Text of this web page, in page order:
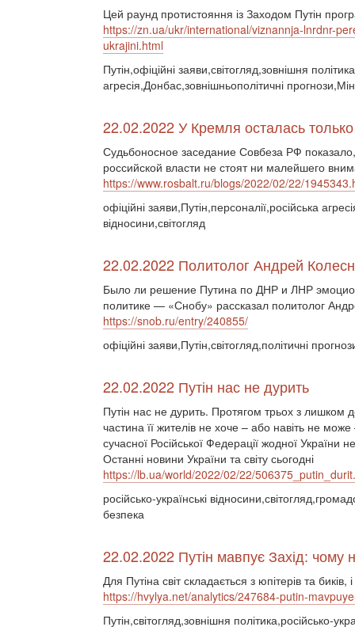
Цей раунд протистояння із Заходом Путін
https://zn.ua/ukr/international/viznannja-lnrdnr-
ukrajini.html
Путін,офіційні заяви,світогляд,зовнішня
агресія,Донбас,зовнішньополітичні
22.02.2022 У Кремля осталась
Судьбоносное заседание Совбеза РФ
российской власти не стоят ни малейшего
https://www.rosbalt.ru/blogs/2022/02/22/
офіційні заяви,Путін,персоналії,російська
відносини,світогляд
22.02.2022 Политолог Андрей
Было ли решение Путина по ДНР и ЛНР
политике — «Снобу» рассказал политолог
https://snob.ru/entry/240855/
офіційні заяви,Путін,світогляд,політичні
22.02.2022 Путін нас не дурить
Путін нас не дурить. Протягом трьох з лишком
частина її жителів не хоче – або навіть не
сучасної Російської Федерації жодної України
Останні новини України та світу сьогодні
https://lb.ua/world/2022/02/22/
російсько-українські
безпека
22.02.2022 Путін мавпує Захід: чому
Для Путіна світ складається з юпітерів та
https://hvylya.net/analytics/247684-putin-
Путін,світогляд,зовнішня політика,російсько-